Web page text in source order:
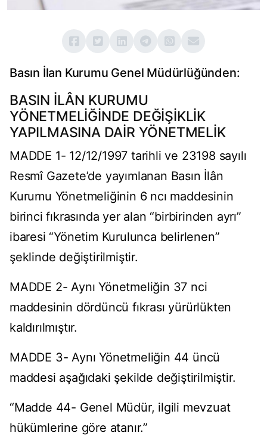
Basın İlan Kurumu Genel Müdürlüğünden:
BASIN İLÂN KURUMU
YÖNETMELİĞİNDE DEĞİŞİKLİK
YAPILMASINA DAİR YÖNETMELİK
MADDE 1- 12/12/1997 tarihli ve 23198 sayılı
Resmî Gazete’de yayımlanan Basın İlân
Kurumu Yönetmeliğinin 6 ncı maddesinin
birinci fıkrasında yer alan “birbirinden ayrı”
ibaresi “Yönetim Kurulunca belirlenen”
şeklinde değiştirilmiştir.
MADDE 2- Aynı Yönetmeliğin 37 nci
maddesinin dördüncü fıkrası yürürlükten
kaldırılmıştır.
MADDE 3- Aynı Yönetmeliğin 44 üncü
maddesi aşağıdaki şekilde değiştirilmiştir.
“Madde 44- Genel Müdür, ilgili mevzuat
hükümlerine göre atanır.”